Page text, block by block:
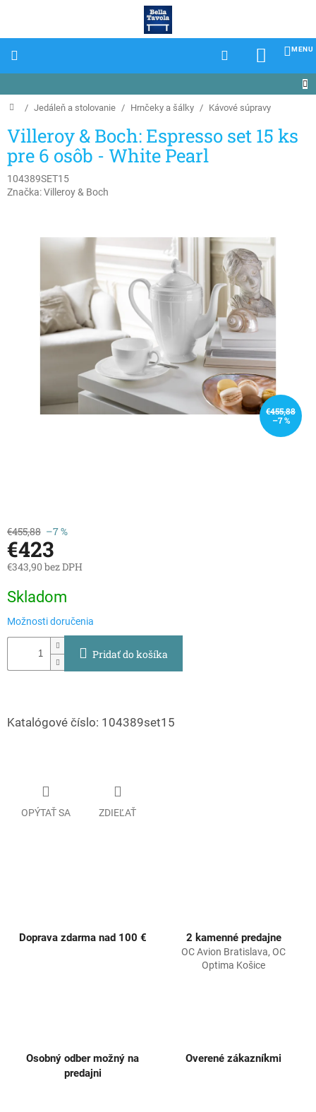
Domov
/ Jedáleň a stolovanie / Hrnčeky a šálky / Kávové súpravy
Villeroy & Boch: Espresso set 15 ks
pre 6 osôb - White Pearl
104389SET15
Značka:Villeroy & Boch
€455,88
–7 %
€455,88 –7 %
€423
€343,90 bez DPH
cena:
Skladom
Možnosti doručenia
Pridať do košíka
Katalógové číslo: 104389set15
OPÝTAŤ SA ZDIEĽAŤ
Doprava zdarma nad 100 € 2 kamenné predajne
OC Avion Bratislava, OC
Optima Košice
Osobný odber možný na
predajni
Overené zákazníkmi